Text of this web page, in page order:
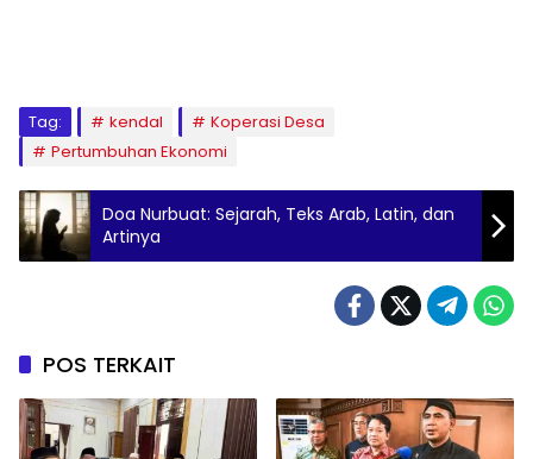
Tag: kendal
Koperasi Desa
Pertumbuhan Ekonomi
Doa Nurbuat: Sejarah, Teks Arab, Latin, dan
Artinya
POS TERKAIT